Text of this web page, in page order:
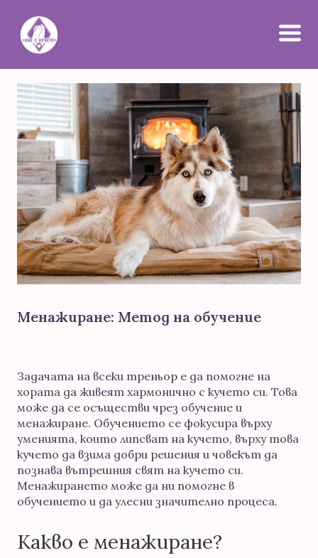
Менажиране: Метод на обучение
Задачата на всеки треньор е да помогне на
хората да живеят хармонично с кучето си. Това
може да се осъществи чрез обучение и
менажиране. Обучението се фокусира върху
уменията, които липсват на кучето, върху това
кучето да взима добри решения и човекът да
познава вътрешния свят на кучето си.
Менажирането може да ни помогне в
обучението и да улесни значително процеса.
Какво е менажиране?